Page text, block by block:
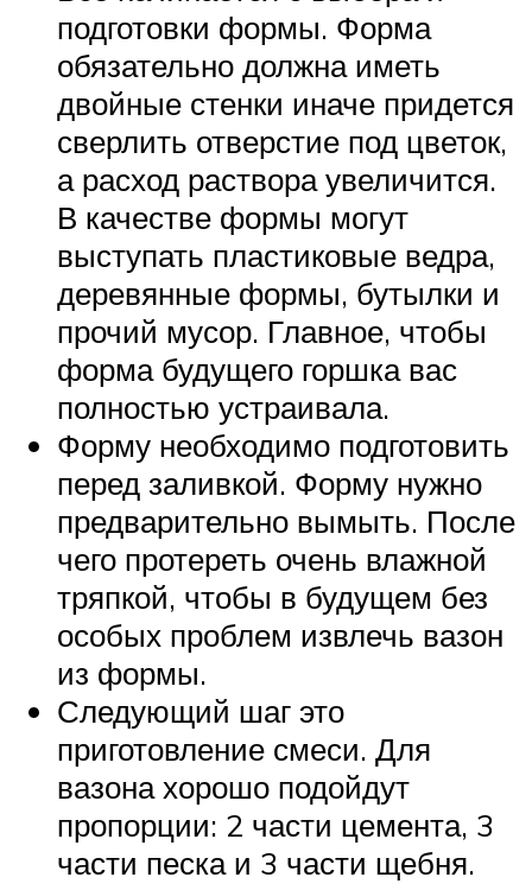
подготовки формы. Форма
обязательно должна иметь
двойные стенки иначе придется
сверлить отверстие под цветок,
а расход раствора увеличится.
В качестве формы могут
выступать пластиковые ведра,
деревянные формы, бутылки и
прочий мусор. Главное, чтобы
форма будущего горшка вас
полностью устраивала.
Форму необходимо подготовить
перед заливкой. Форму нужно
предварительно вымыть. После
чего протереть очень влажной
тряпкой, чтобы в будущем без
особых проблем извлечь вазон
из формы.
Следующий шаг это
приготовление смеси. Для
вазона хорошо подойдут
пропорции: 2 части цемента, 3
части песка и 3 части щебня.